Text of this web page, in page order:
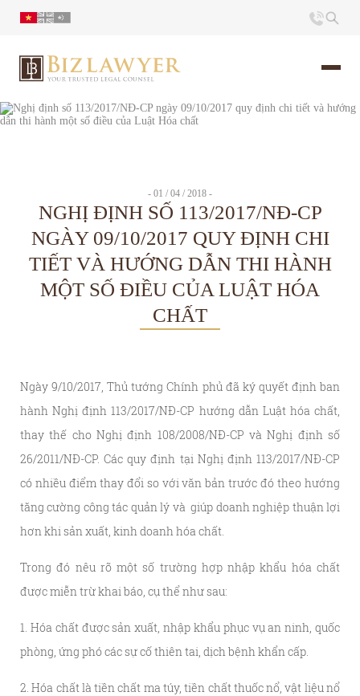
Trang chủ
Ấn phẩm
Tin Tức
- 01 / 04 / 2018 -
NGHỊ ĐỊNH SỐ 113/2017/NĐ-CP
NGÀY 09/10/2017 QUY ĐỊNH CHI
TIẾT VÀ HƯỚNG DẪN THI HÀNH
MỘT SỐ ĐIỀU CỦA LUẬT HÓA
CHẤT
Ngày 9/10/2017, Thủ tướng Chính phủ đã ký quyết định ban
hành Nghị định 113/2017/NĐ-CP hướng dẫn Luật hóa chất,
thay thế cho Nghị định 108/2008/NĐ-CP và Nghị định số
26/2011/NĐ-CP. Các quy định tại Nghị định 113/2017/NĐ-CP
có nhiều điểm thay đổi so với văn bản trước đó theo hướng
tăng cường công tác quản lý và giúp doanh nghiệp thuận lợi
hơn khi sản xuất, kinh doanh hóa chất.
Trong đó nêu rõ một số trường hợp nhập khẩu hóa chất
được miễn trừ khai báo, cụ thể như sau:
1. Hóa chất được sản xuất, nhập khẩu phục vụ an ninh, quốc
phòng, ứng phó các sự cố thiên tai, dịch bệnh khẩn cấp.
2. Hóa chất là tiền chất ma túy, tiền chất thuốc nổ, vật liệu nổ